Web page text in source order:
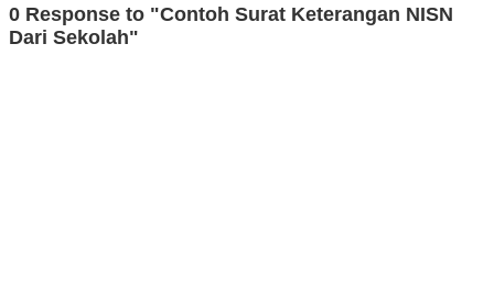
0 Response to "Contoh Surat Keterangan NISN
Dari Sekolah"